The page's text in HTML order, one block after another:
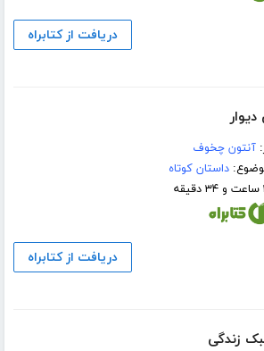
دریافت از کتابراه
آنتون چخوف
داستان کوتاه
دریافت از کتابراه
زندگی